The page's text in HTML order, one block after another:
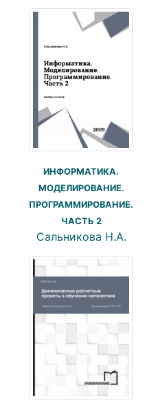
ИНФОРМАТИКА.
МОДЕЛИРОВАНИЕ.
ПРОГРАММИРОВАНИЕ.
ЧАСТЬ 2
Сальникова Н.А.